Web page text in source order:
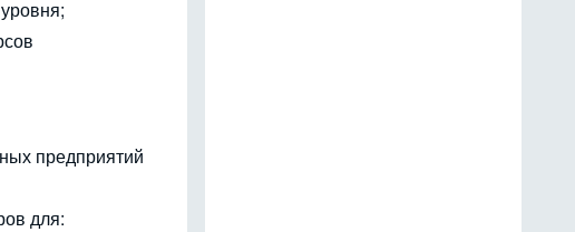
предприятий
для: